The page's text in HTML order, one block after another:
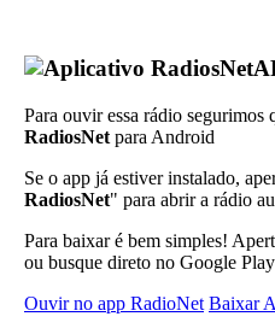
Para ouvir essa rádio
RadiosNet para Android
Se o app já estiver instalado,
RadiosNet" para abrir a rádio
Para baixar é bem simples!
ou busque direto no Google
Ouvir no app RadioNet Baixar